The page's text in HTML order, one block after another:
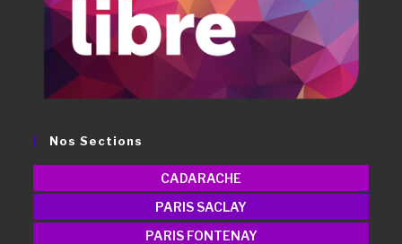
Nos Sections
CADARACHE
PARIS SACLAY
PARIS FONTENAY